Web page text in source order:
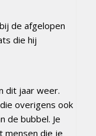
de afgelopen
die hij
dit jaar weer.
overigens ook
de bubbel. Je
mensen die je